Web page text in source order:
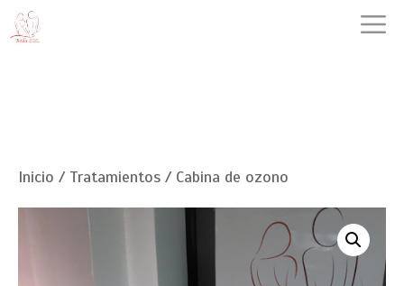
Saltar
al
Inicio / Tratamientos / Cabina de ozono